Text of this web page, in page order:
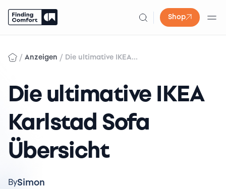
Shop
content
/ Anzeigen / Die ultimative IKEA...
Die ultimative IKEA
Karlstad Sofa
Übersicht
BySimon